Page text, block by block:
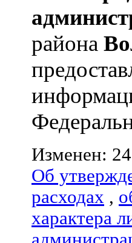
района
Изменен:
Об
расходах ,
характера